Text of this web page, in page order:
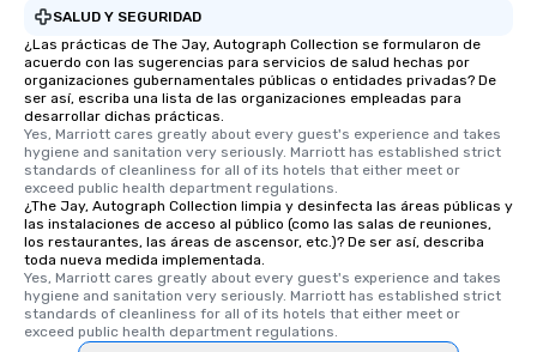
SALUD Y SEGURIDAD
¿Las prácticas de The Jay, Autograph Collection se formularon de
acuerdo con las sugerencias para servicios de salud hechas por
organizaciones gubernamentales públicas o entidades privadas? De
ser así, escriba una lista de las organizaciones empleadas para
desarrollar dichas prácticas.
Yes, Marriott cares greatly about every guest's experience and takes
hygiene and sanitation very seriously. Marriott has established strict
standards of cleanliness for all of its hotels that either meet or
exceed public health department regulations.
¿The Jay, Autograph Collection limpia y desinfecta las áreas públicas y
las instalaciones de acceso al público (como las salas de reuniones,
los restaurantes, las áreas de ascensor, etc.)? De ser así, describa
toda nueva medida implementada.
Yes, Marriott cares greatly about every guest's experience and takes
hygiene and sanitation very seriously. Marriott has established strict
standards of cleanliness for all of its hotels that either meet or
exceed public health department regulations.